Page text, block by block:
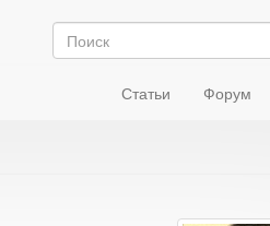
Статьи Форум